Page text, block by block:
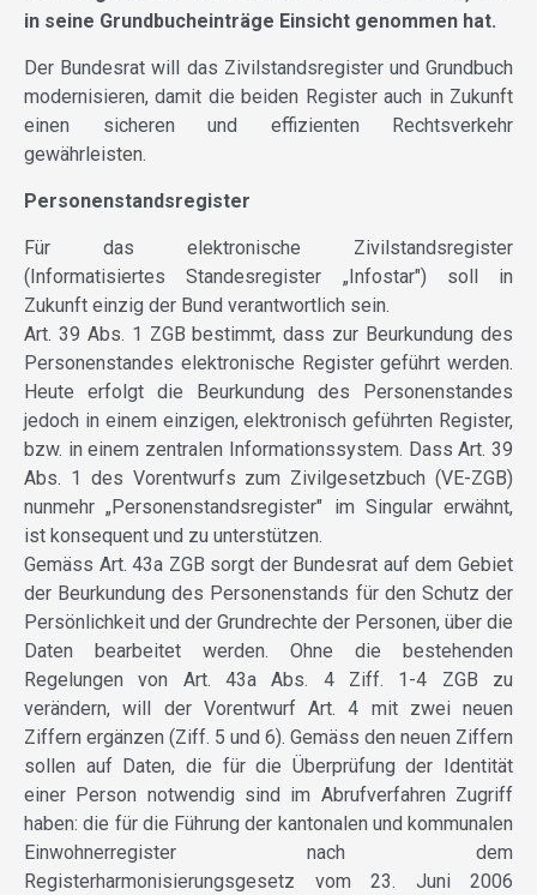
in seine Grundbucheinträge Einsicht genommen hat.
Der Bundesrat will das Zivilstandsregister und Grundbuch
modernisieren, damit die beiden Register auch in Zukunft
einen sicheren und effizienten Rechtsverkehr
gewährleisten.
Personenstandsregister
Für das elektronische Zivilstandsregister
(Informatisiertes Standesregister „Infostar") soll in
Zukunft einzig der Bund verantwortlich sein.
Art. 39 Abs. 1 ZGB bestimmt, dass zur Beurkundung des
Personenstandes elektronische Register geführt werden.
Heute erfolgt die Beurkundung des Personenstandes
jedoch in einem einzigen, elektronisch geführten Register,
bzw. in einem zentralen Informationssystem. Dass Art. 39
Abs. 1 des Vorentwurfs zum Zivilgesetzbuch (VE-ZGB)
nunmehr „Personenstandsregister" im Singular erwähnt,
ist konsequent und zu unterstützen.
Gemäss Art. 43a ZGB sorgt der Bundesrat auf dem Gebiet
der Beurkundung des Personenstands für den Schutz der
Persönlichkeit und der Grundrechte der Personen, über die
Daten bearbeitet werden. Ohne die bestehenden
Regelungen von Art. 43a Abs. 4 Ziff. 1-4 ZGB zu
verändern, will der Vorentwurf Art. 4 mit zwei neuen
Ziffern ergänzen (Ziff. 5 und 6). Gemäss den neuen Ziffern
sollen auf Daten, die für die Überprüfung der Identität
einer Person notwendig sind im Abrufverfahren Zugriff
haben: die für die Führung der kantonalen und kommunalen
Einwohnerregister nach dem
Registerharmonisierungsgesetz vom 23. Juni 2006